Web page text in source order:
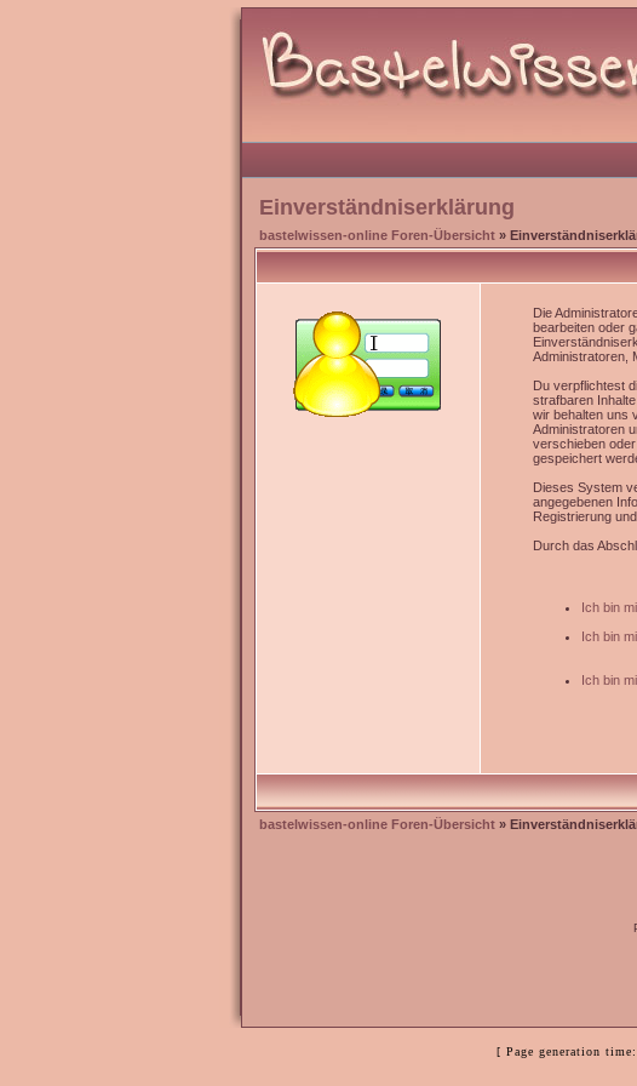
Einverständniserklärung
bastelwissen-online Foren-Übersicht »
Die
bearbeiten oder
Administratoren,
Du verpflichtest
strafbaren
wir behalten uns
Administratoren
verschieben
gespeichert
Dieses System
angegebenen
Registrierung
Durch das
Ich bin
Ich bin
Ich bin
bastelwissen-online Foren-Übersicht »
[ Page generation